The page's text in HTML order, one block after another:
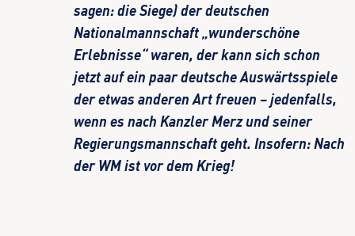
sagen: die Siege) der deutschen
Nationalmannschaft „wunderschöne
Erlebnisse“ waren, der kann sich schon
jetzt auf ein paar deutsche Auswärtsspiele
der etwas anderen Art freuen – jedenfalls,
wenn es nach Kanzler Merz und seiner
Regierungsmannschaft geht. Insofern: Nach
der WM ist vor dem Krieg!